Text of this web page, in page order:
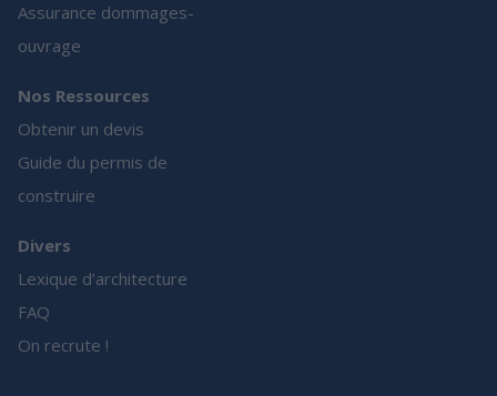
Assurance dommages-
ouvrage
Nos Ressources
Obtenir un devis
Guide du permis de
construire
Divers
Lexique d’architecture
FAQ
On recrute !